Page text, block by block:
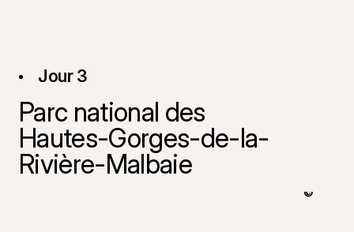
Jour 3
Parc national des
Hautes-Gorges-de-la-
Rivière-Malbaie
Tourisme
©